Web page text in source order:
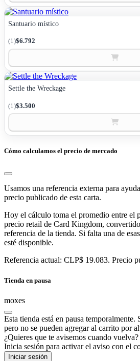
Santuario místico
(1)$6.792
Settle the Wreckage
(1)$3.500
Cómo calculamos el precio de mercado
Usamos una referencia externa para
precio publicado de esta carta.
Hoy el cálculo toma el promedio entre el
precio retail de Card Kingdom,
referencia de la tienda. Si falta una de
esté disponible.
Referencia actual: CLP$ 19.083. Precio
Tienda en pausa
moxes
Esta tienda está en pausa temporalmente.
pero no se pueden agregar al carrito por
¿Quieres que te avisemos cuando vuelva?
Inicia sesión para activar el aviso con el
Iniciar sesión